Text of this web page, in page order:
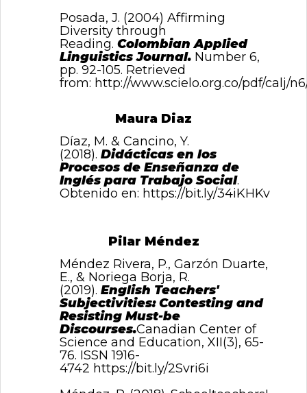
Posada, J. (2004) Affirming
Diversity through
Reading. Colombian Applied
Linguistics Journal. Number 6,
pp. 92-105. Retrieved
from: http://www.scielo.org.co/pdf/calj/
Maura Diaz
Díaz, M. & Cancino, Y.
(2018). Didácticas en los
Procesos de Enseñanza de
Inglés para Trabajo Social.
Obtenido en: https://bit.ly/34iKHKv
Pilar Méndez
Méndez Rivera, P., Garzón Duarte,
E., & Noriega Borja, R.
(2019). English Teachers'
Subjectivities: Contesting and
Resisting Must-be
Discourses.Canadian Center of
Science and Education, XII(3), 65-
76. ISSN 1916-
4742 https://bit.ly/2Svri6i